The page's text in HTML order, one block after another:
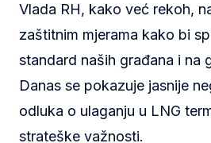
Vlada RH, kako već rekoh,
zaštitnim mjerama kako bi
standard naših građana i na
Danas se pokazuje jasnije
odluka o ulaganju u LNG
strateške važnosti.